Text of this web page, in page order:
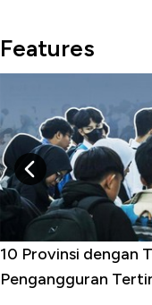
Features
10 Provinsi dengan
Pengangguran